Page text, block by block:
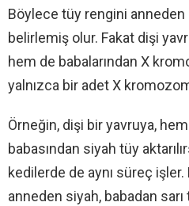
Böylece tüy rengini
belirlemiş olur. Fakat dişi
hem de babalarından X
yalnızca bir adet X
Örneğin, dişi bir yavruya,
babasından siyah tüy
kedilerde de aynı süreç
anneden siyah, babadan sarı